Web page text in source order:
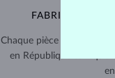
FABRIQUÉS À
Chaque pièce est
en République tchèque